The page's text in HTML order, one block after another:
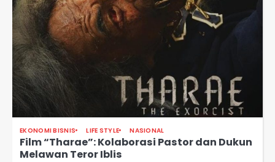
EKONOMI BISNIS LIFE STYLE NASIONAL
Film “Tharae”: Kolaborasi Pastor dan Dukun
Melawan Teror Iblis